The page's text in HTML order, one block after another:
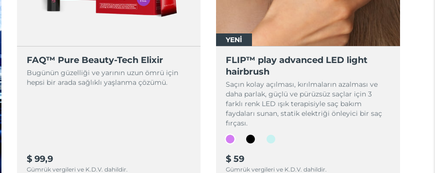
FAQ™ Pure Beauty-Tech Elixir
Bugünün güzelliği ve yarının uzun ömrü için
hepsi bir arada sağlıklı yaşlanma çözümü.
$ 99,9
Gümrük vergileri ve K.D.V. dahildir.
YENİ
FLIP™ play advanced LED light
hairbrush
Saçın kolay açılması, kırılmaların azalması ve
daha parlak, güçlü ve pürüzsüz saçlar için 3
farklı renk LED ışık terapisiyle saç bakım
faydaları sunan, statik elektriği önleyici bir saç
fırçası.
$ 59
Gümrük vergileri ve K.D.V. dahildir.